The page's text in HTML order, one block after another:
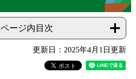
ページ内目次
更新日：2025年4月1日更新